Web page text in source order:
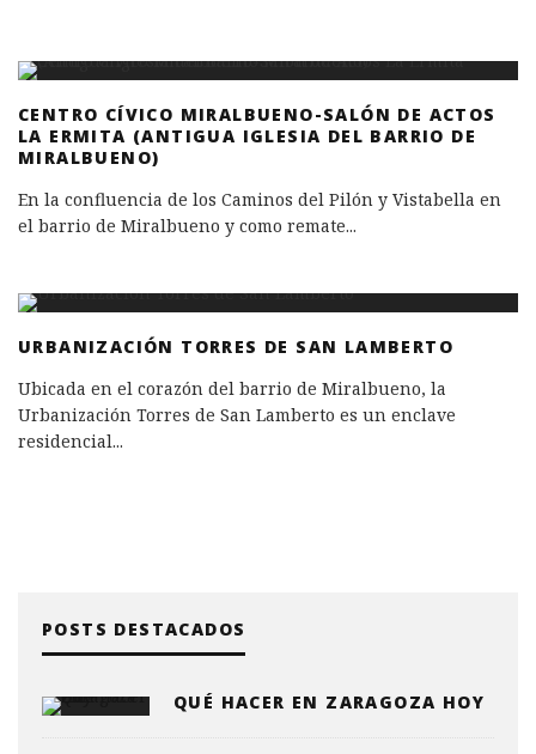
CENTRO CÍVICO MIRALBUENO-SALÓN DE ACTOS
LA ERMITA (ANTIGUA IGLESIA DEL BARRIO DE
MIRALBUENO)
En la confluencia de los Caminos del Pilón y Vistabella en
el barrio de Miralbueno y como remate...
URBANIZACIÓN TORRES DE SAN LAMBERTO
Ubicada en el corazón del barrio de Miralbueno, la
Urbanización Torres de San Lamberto es un enclave
residencial...
POSTS DESTACADOS
QUÉ HACER EN ZARAGOZA HOY